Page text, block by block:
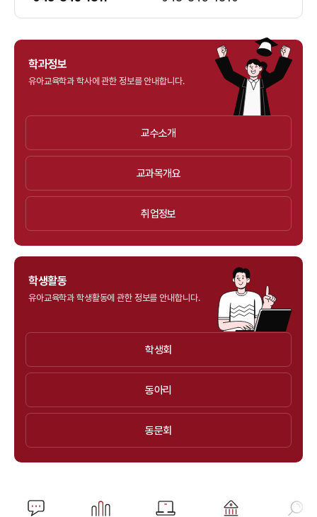
학과정보
유아교육학과 학사에 관한 정보를 안내합니다.
교수소개
교과목개요
취업정보
학생활동
유아교육학과 학생활동에 관한 정보를 안내합니다.
학생회
동아리
동문회
자주